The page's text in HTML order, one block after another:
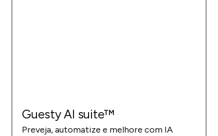
Guesty AI suite™
Preveja, automatize e melhore com IA